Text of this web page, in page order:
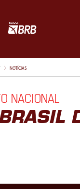
NOTÍCIAS
NACIONAL